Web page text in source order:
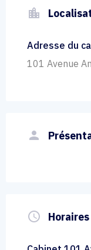
location_city
Adresse du
101 Avenue
person
query_builder